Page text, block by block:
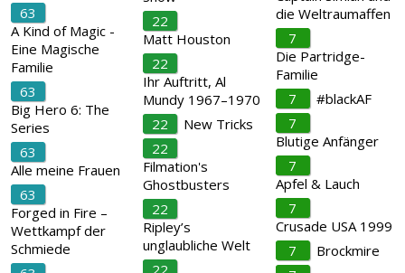
63
A Kind of Magic -
Eine Magische
Familie
63
Big Hero 6: The
Series
63
Alle meine Frauen
63
Forged in Fire –
Wettkampf der
Schmiede
22
Matt Houston
22
Ihr Auftritt, Al
Mundy 1967–1970
22
New Tricks
22
Filmation's
Ghostbusters
22
Ripley’s
unglaubliche Welt
22
die Weltraumaffen
7
Die Partridge-
Familie
7
#blackAF
7
Blutige Anfänger
7
Apfel & Lauch
7
Crusade USA 1999
7
Brockmire